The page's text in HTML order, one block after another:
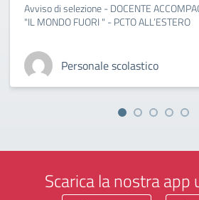
Avviso di selezione - DOCENTE
"IL MONDO FUORI " - PCTO ALL’ESTERO
Personale scolastico
Scarica la nostra app